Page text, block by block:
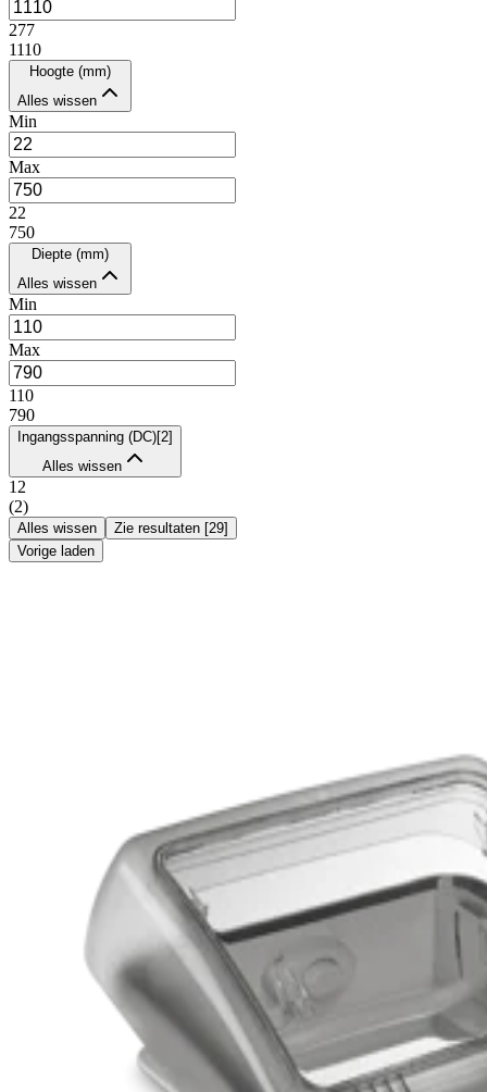
277
1110
Hoogte (mm)
Alles wissen
Min
Max
22
750
Diepte (mm)
Alles wissen
Min
Max
110
790
Ingangsspanning (DC)[2]
Alles wissen
12
(2)
Alles wissen Zie resultaten [29]
Vorige laden